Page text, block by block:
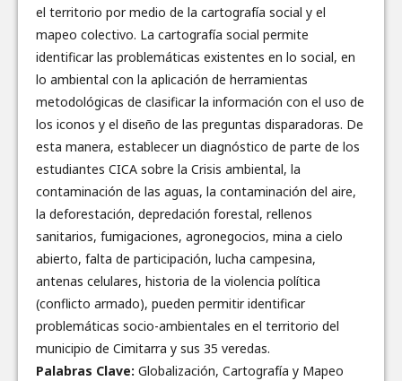
el territorio por medio de la cartografía social y el
mapeo colectivo. La cartografía social permite
identificar las problemáticas existentes en lo social, en
lo ambiental con la aplicación de herramientas
metodológicas de clasificar la información con el uso de
los iconos y el diseño de las preguntas disparadoras. De
esta manera, establecer un diagnóstico de parte de los
estudiantes CICA sobre la Crisis ambiental, la
contaminación de las aguas, la contaminación del aire,
la deforestación, depredación forestal, rellenos
sanitarios, fumigaciones, agronegocios, mina a cielo
abierto, falta de participación, lucha campesina,
antenas celulares, historia de la violencia política
(conflicto armado), pueden permitir identificar
problemáticas socio-ambientales en el territorio del
municipio de Cimitarra y sus 35 veredas.
Palabras Clave: Globalización, Cartografía y Mapeo